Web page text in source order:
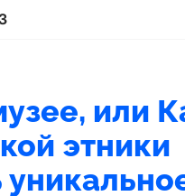
или
этники